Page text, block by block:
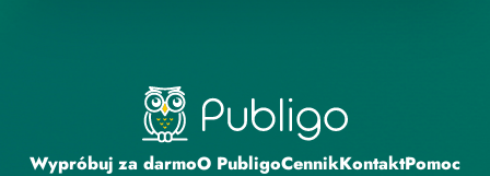
Wypróbuj za darmoO PubligoCennikKontaktPomoc